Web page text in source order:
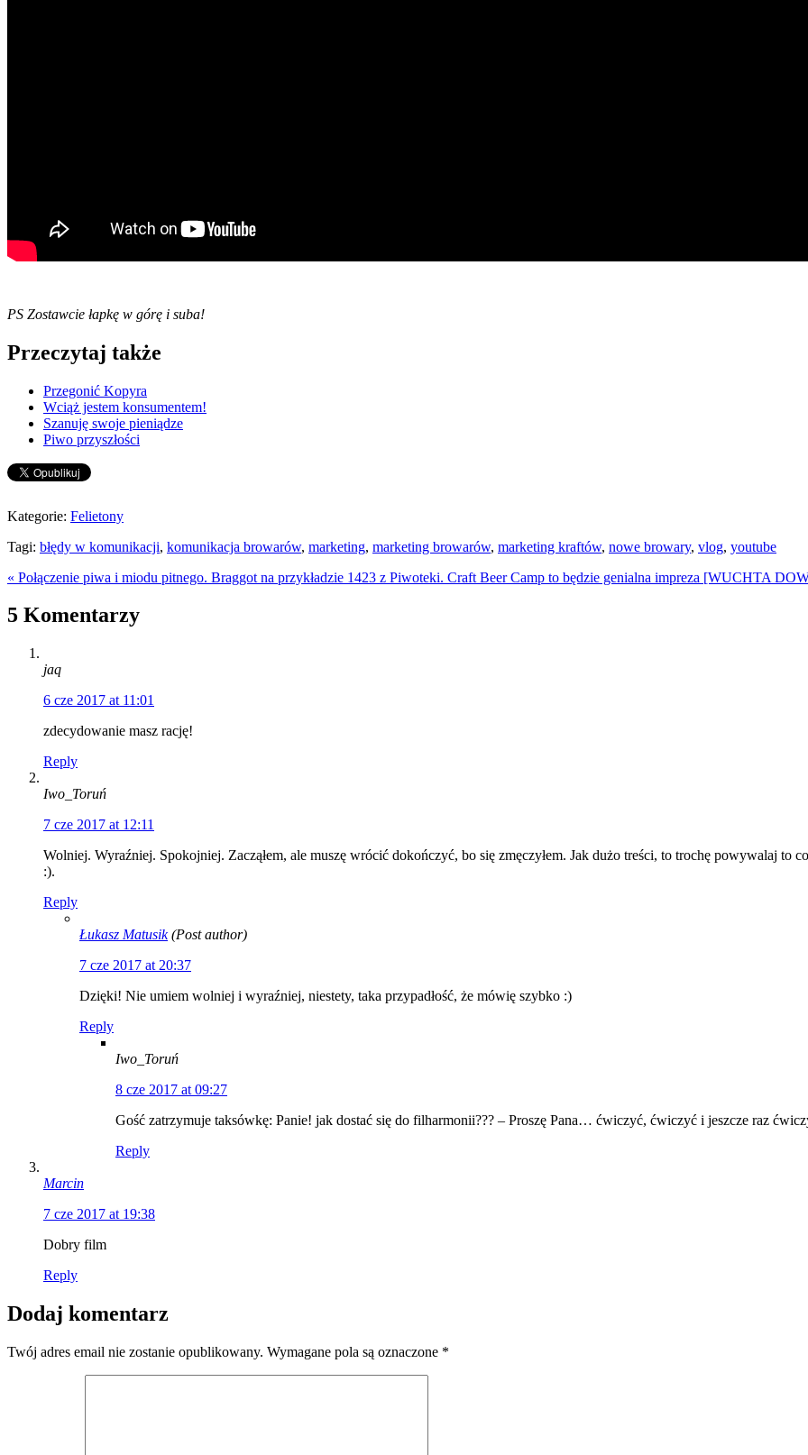
PS Zostawcie łapkę w górę i suba!
Przeczytaj także
Przegonić Kopyra
Wciąż jestem konsumentem!
Szanuję swoje pieniądze
Piwo przyszłości
Kategorie: Felietony
Tagi: błędy w komunikacji, komunikacja browarów, marketing, marketing browarów, marketing kraftów, nowe browary, vlog, youtube
« Połączenie piwa i miodu pitnego. Braggot na przykładzie 1423 z Piwoteki. Craft Beer Camp to będzie genialna impreza [WUCHTA
5 Komentarzy
jaq
6 cze 2017 at 11:01
zdecydowanie masz rację!
Reply
Iwo_Toruń
7 cze 2017 at 12:11
Wolniej. Wyraźniej. Spokojniej. Zacząłem, ale muszę wrócić dokończyć, bo się zmęczyłem. Jak dużo treści, to trochę powywalaj to
:).
Reply
Łukasz Matusik (Post author)
7 cze 2017 at 20:37
Dzięki! Nie umiem wolniej i wyraźniej, niestety, taka przypadłość, że mówię szybko :)
Reply
Iwo_Toruń
8 cze 2017 at 09:27
Gość zatrzymuje taksówkę: Panie! jak dostać się do filharmonii??? – Proszę Pana… ćwiczyć, ćwiczyć i jeszcze raz
Reply
Marcin
7 cze 2017 at 19:38
Dobry film
Reply
Dodaj komentarz
Twój adres email nie zostanie opublikowany. Wymagane pola są oznaczone *